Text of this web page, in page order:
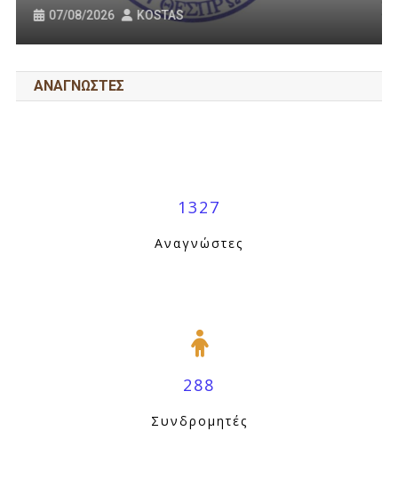
31/07/2026 KOSTAS
ΑΝΑΓΝΩΣΤΕΣ
1327
Αναγνώστες
288
Συνδρομητές